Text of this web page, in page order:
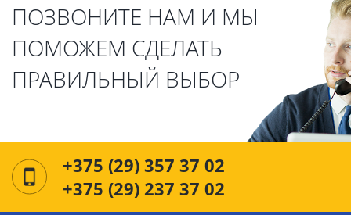
ПОЗВОНИТЕ НАМ И МЫ
ПОМОЖЕМ СДЕЛАТЬ
ПРАВИЛЬНЫЙ ВЫБОР
+375 (29) 357 37 02
+375 (29) 237 37 02